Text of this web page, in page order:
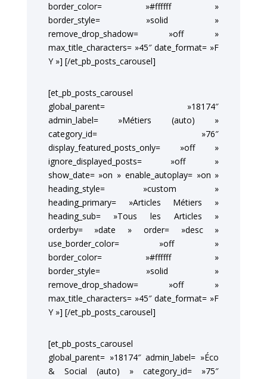
border_color= »#ffffff »
border_style= »solid »
remove_drop_shadow= »off »
max_title_characters= »45″ date_format= »F
Y »] [/et_pb_posts_carousel]
[et_pb_posts_carousel
global_parent= »18174″
admin_label= »Métiers (auto) »
category_id= »76″
display_featured_posts_only= »off »
ignore_displayed_posts= »off »
show_date= »on » enable_autoplay= »on »
heading_style= »custom »
heading_primary= »Articles Métiers »
heading_sub= »Tous les Articles »
orderby= »date » order= »desc »
use_border_color= »off »
border_color= »#ffffff »
border_style= »solid »
remove_drop_shadow= »off »
max_title_characters= »45″ date_format= »F
Y »] [/et_pb_posts_carousel]
[et_pb_posts_carousel
global_parent= »18174″ admin_label= »Éco
& Social (auto) » category_id= »75″